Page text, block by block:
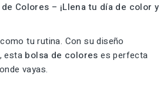
Colores – ¡Llena tu día de color y
tu rutina. Con su diseño
, esta bolsa de colores es perfecta
vayas.